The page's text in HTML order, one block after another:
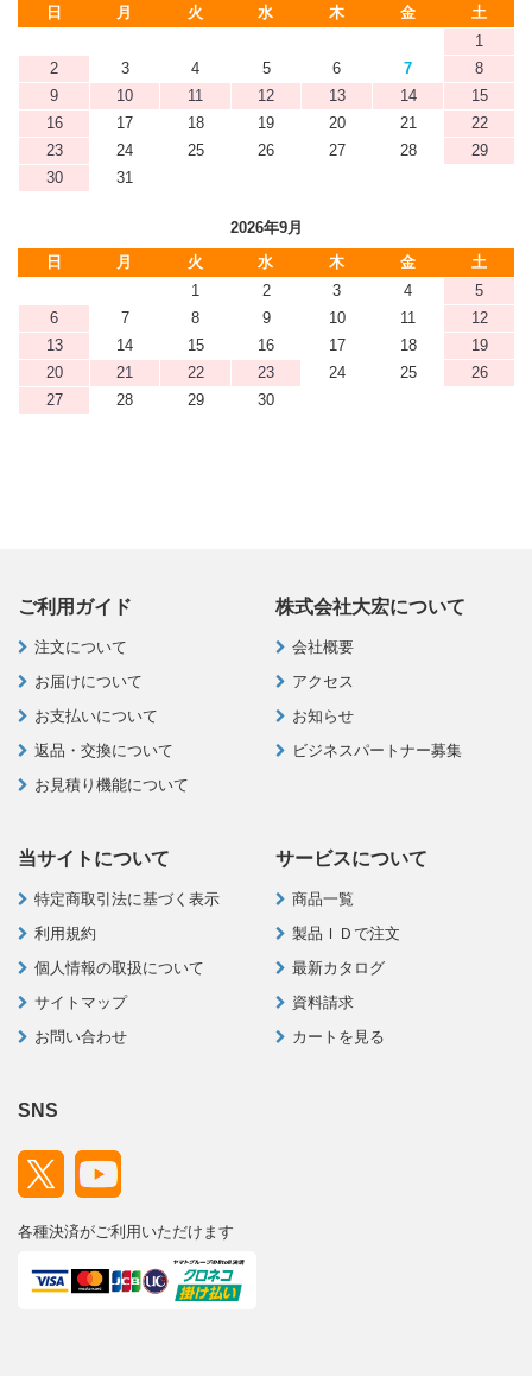
日
月 火 水 木 金
土
1
2
3 4 5 6 7
8
9
10 11 12 13 14
15
16
17 18 19 20 21
22
23
24 25 26 27 28
29
30
31
2026年9月
日
月 火 水 木 金
土
1
2 3 4
5
6
7 8 9 10 11
12
13
14 15 16 17 18
19
20
21 22 23 24 25
26
27
28 29 30
ご利用ガイド
注文について
お届けについて
お支払いについて
返品・交換について
お見積り機能について
株式会社大宏について
会社概要
アクセス
お知らせ
ビジネスパートナー募集
当サイトについて
特定商取引法に基づく表示
利用規約
個人情報の取扱について
サイトマップ
お問い合わせ
サービスについて
商品一覧
製品ＩＤで注文
最新カタログ
資料請求
カートを見る
SNS
各種決済がご利用いただけます